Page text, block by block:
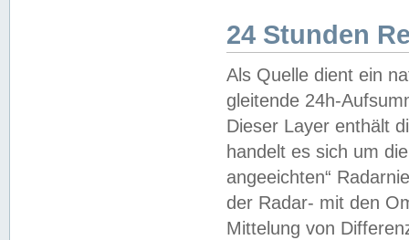
24 Stunden
Als Quelle dient ein
gleitende 24h-
Dieser Layer enthält
handelt es sich um
angeeichten“
der Radar- mit den
Mittelung von